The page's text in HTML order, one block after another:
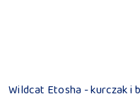
Wildcat Etosha - kurczak i